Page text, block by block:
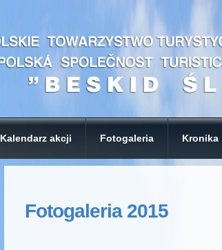
Kalendarz akcji Fotogaleria Kronika
Fotogaleria 2015